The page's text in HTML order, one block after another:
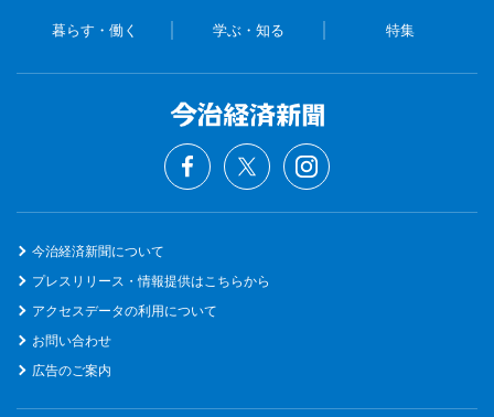
暮らす・働く 学ぶ・知る 特集
今治経済新聞について
プレスリリース・情報提供はこちらから
アクセスデータの利用について
お問い合わせ
広告のご案内